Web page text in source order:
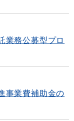
業務公募型プロ
事業費補助金の